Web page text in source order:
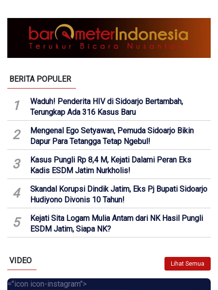
BERITA POPULER
1
Waduh! Penderita HIV di Sidoarjo Bertambah,
Terungkap Ada 316 Kasus Baru
2
Mengenal Ego Setyawan, Pemuda Sidoarjo Bikin
Dapur Para Tetangga Tetap Ngebul!
3
Kasus Pungli Rp 8,4 M, Kejati Dalami Peran Eks
Kadis ESDM Jatim Nurkholis!
4
Skandal Korupsi Dindik Jatim, Eks Pj Bupati Sidoarjo
Hudiyono Divonis 10 Tahun!
5
Kejati Sita Logam Mulia Antam dari NK Hasil Pungli
ESDM Jatim, Siapa NK?
VIDEO Lihat Semua
="icon icon-instagram">